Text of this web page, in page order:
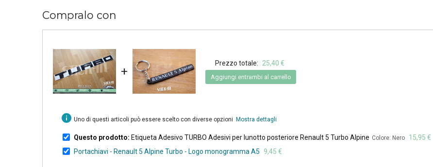
Compralo con
+
Prezzo totale: 25,40 €
Aggiungi entrambi al carrello
info Uno di questi articoli può essere scelto con diverse opzioni Mostra dettagli
Questo prodotto: Etiqueta Adesivo TURBO Adesivi per lunotto posteriore Renault 5 Turbo Alpine Colore: Nero
15,95 €
Portachiavi - Renault 5 Alpine Turbo - Logo monogramma A5
9,45 €